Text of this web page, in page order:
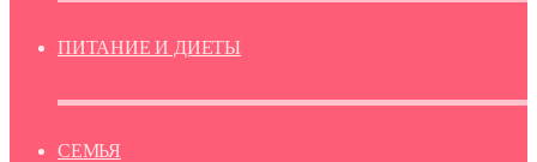
ПИТАНИЕ И ДИЕТЫ
СЕМЬЯ